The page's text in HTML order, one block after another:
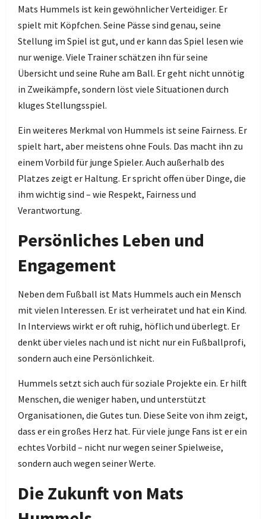
Mats Hummels ist kein gewöhnlicher Verteidiger. Er
spielt mit Köpfchen. Seine Pässe sind genau, seine
Stellung im Spiel ist gut, und er kann das Spiel lesen wie
nur wenige. Viele Trainer schätzen ihn für seine
Übersicht und seine Ruhe am Ball. Er geht nicht unnötig
in Zweikämpfe, sondern löst viele Situationen durch
kluges Stellungsspiel.
Ein weiteres Merkmal von Hummels ist seine Fairness. Er
spielt hart, aber meistens ohne Fouls. Das macht ihn zu
einem Vorbild für junge Spieler. Auch außerhalb des
Platzes zeigt er Haltung. Er spricht offen über Dinge, die
ihm wichtig sind – wie Respekt, Fairness und
Verantwortung.
Persönliches Leben und
Engagement
Neben dem Fußball ist Mats Hummels auch ein Mensch
mit vielen Interessen. Er ist verheiratet und hat ein Kind.
In Interviews wirkt er oft ruhig, höflich und überlegt. Er
denkt über vieles nach und ist nicht nur ein Fußballprofi,
sondern auch eine Persönlichkeit.
Hummels setzt sich auch für soziale Projekte ein. Er hilft
Menschen, die weniger haben, und unterstützt
Organisationen, die Gutes tun. Diese Seite von ihm zeigt,
dass er ein großes Herz hat. Für viele junge Fans ist er ein
echtes Vorbild – nicht nur wegen seiner Spielweise,
sondern auch wegen seiner Werte.
Die Zukunft von Mats